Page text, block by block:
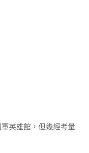
英雄館，但幾經考量